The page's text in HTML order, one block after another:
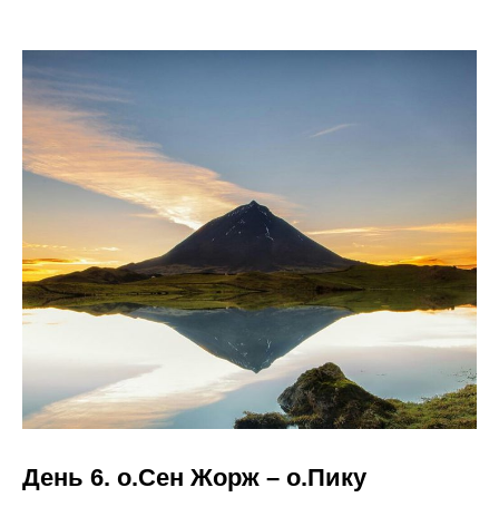
День 6. о.Сен Жорж – о.Пику